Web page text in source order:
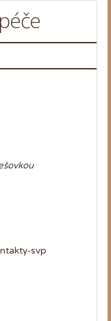
svp